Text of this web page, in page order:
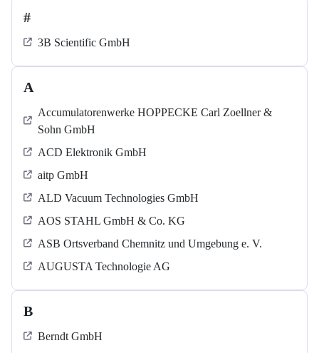
#
3B Scientific GmbH
A
Accumulatorenwerke HOPPECKE Carl Zoellner &
Sohn GmbH
ACD Elektronik GmbH
aitp GmbH
ALD Vacuum Technologies GmbH
AOS STAHL GmbH & Co. KG
ASB Ortsverband Chemnitz und Umgebung e. V.
AUGUSTA Technologie AG
B
Berndt GmbH